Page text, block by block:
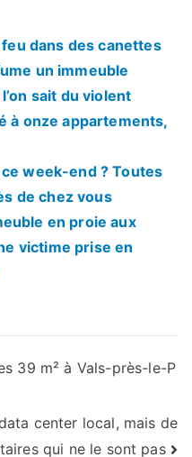
dans des canettes
un immeuble
sait du violent
à onze appartements,
week-end ? Toutes
de chez vous
en proie aux
victime prise en
39 m² à Vals-près-le-P
center local, mais de
qui ne le sont pas